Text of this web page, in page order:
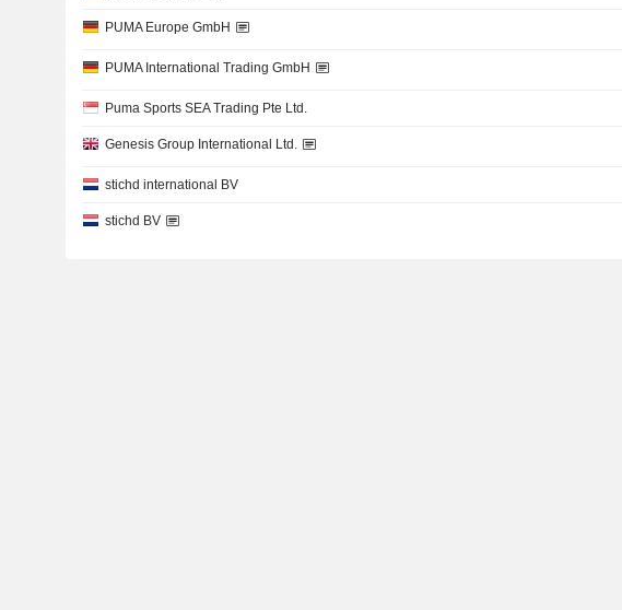
PUMA Europe GmbH
PUMA International Trading GmbH
Puma Sports SEA Trading Pte Ltd.
Genesis Group International Ltd.
stichd international BV
stichd BV